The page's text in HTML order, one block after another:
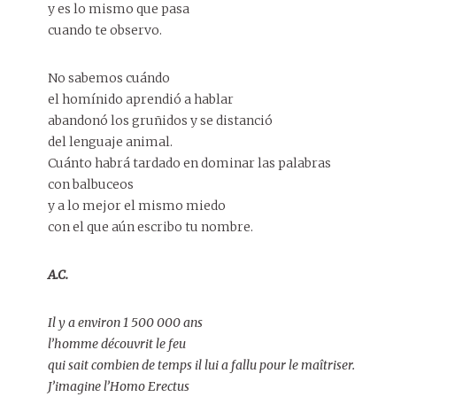
y es lo mismo que pasa
cuando te observo.
No sabemos cuándo
el homínido aprendió a hablar
abandonó los gruñidos y se distanció
del lenguaje animal.
Cuánto habrá tardado en dominar las palabras
con balbuceos
y a lo mejor el mismo miedo
con el que aún escribo tu nombre.
A.C.
Il y a environ 1 500 000 ans
l’homme découvrit le feu
qui sait combien de temps il lui a fallu pour le maîtriser.
J’imagine l’Homo Erectus